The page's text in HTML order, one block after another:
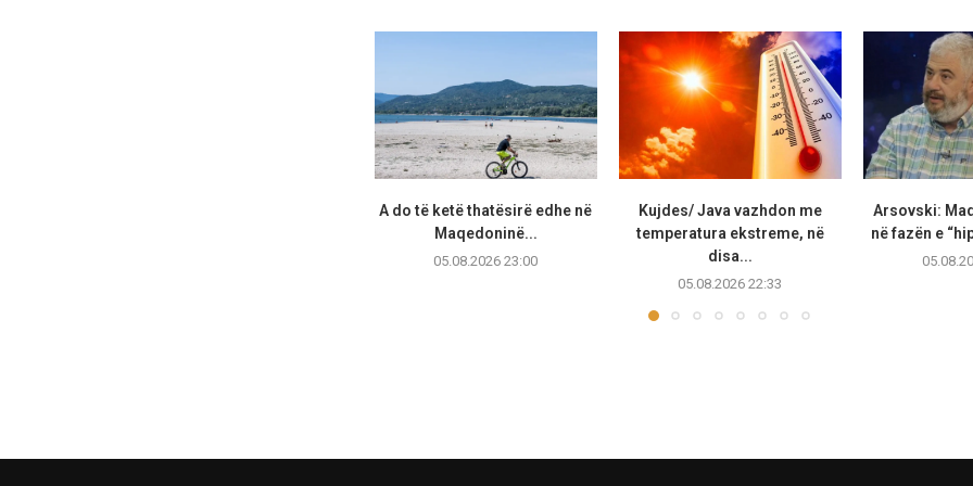
A do të ketë thatësirë edhe në
Maqedoninë...
05.08.2026 23:00
Kujdes/ Java vazhdon me
temperatura ekstreme, në
disa...
05.08.2026 22:33
Arsovski:
në fazën e